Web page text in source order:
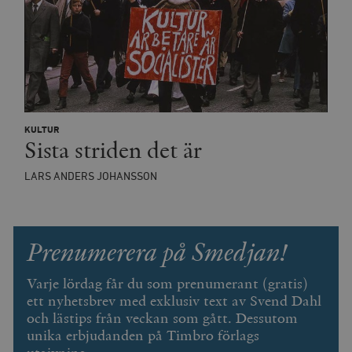
KULTUR
Sista striden det är
LARS ANDERS JOHANSSON
Prenumerera på Smedjan!
Varje lördag får du som prenumerant (gratis)
ett nyhetsbrev med exklusiv text av Svend Dahl
och lästips från veckan som gått. Dessutom
unika erbjudanden på Timbro förlags
timbro.se
wp_woocommerce_session_[abcdef0123456789]
{32}
timbro.se
__cf_bm
Cloudflare
Inc.
_hjAbsoluteSessionInProgress
.timbro.se